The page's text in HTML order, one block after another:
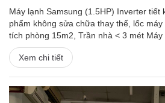
Máy lạnh Samsung (1.5HP) Inverter tiết
phẩm không sửa chữa thay thế, lốc
tích phòng 15m2, Trần nhà < 3 mét Máy
Xem chi tiết